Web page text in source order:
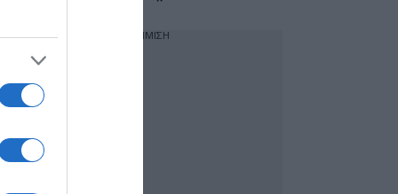
ΔΙΑΦΗΜΙΣΗ